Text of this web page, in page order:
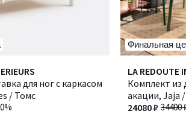
для ног с каркасом
/ Томс
Финальная
LA REDOUTE
Комплект из
акации, Jaja
34400
24080 ₽
3
/
5